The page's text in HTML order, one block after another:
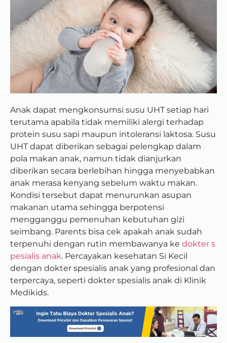
Anak dapat mengkonsumsi susu UHT setiap hari
terutama apabila tidak memiliki alergi terhadap
protein susu sapi maupun intoleransi laktosa. Susu
UHT dapat diberikan sebagai pelengkap dalam
pola makan anak, namun tidak dianjurkan
diberikan secara berlebihan hingga menyebabkan
anak merasa kenyang sebelum waktu makan.
Kondisi tersebut dapat menurunkan asupan
makanan utama sehingga berpotensi
mengganggu pemenuhan kebutuhan gizi
seimbang. Parents bisa cek apakah anak sudah
terpenuhi dengan rutin membawanya ke dokter s
pesialis anak. Percayakan kesehatan Si Kecil
dengan dokter spesialis anak yang profesional dan
terpercaya, seperti dokter spesialis anak di Klinik
Medikids.